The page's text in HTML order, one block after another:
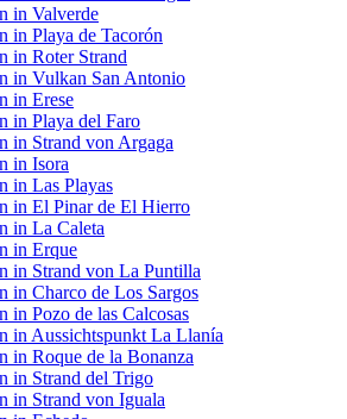
in Valverde
in Playa de Tacorón
in Roter Strand
in Vulkan San Antonio
in Erese
in Playa del Faro
in Strand von Argaga
in Isora
in Las Playas
in El Pinar de El Hierro
in La Caleta
in Erque
in Strand von La Puntilla
in Charco de Los Sargos
in Pozo de las Calcosas
in Aussichtspunkt La Llanía
in Roque de la Bonanza
in Strand del Trigo
in Strand von Iguala